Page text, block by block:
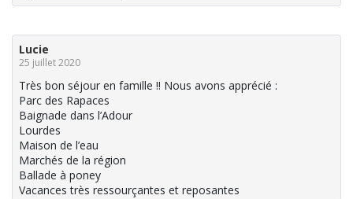
Lucie
25 juillet 2020
Très bon séjour en famille !! Nous avons apprécié :
Parc des Rapaces
Baignade dans l’Adour
Lourdes
Maison de l’eau
Marchés de la région
Ballade à poney
Vacances très ressourçantes et reposantes